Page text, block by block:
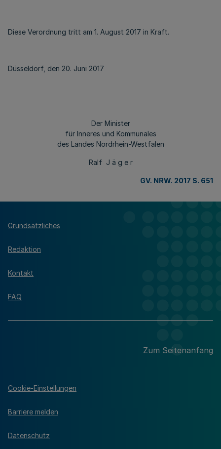
Diese Verordnung tritt am 1. August 2017 in Kraft.
Düsseldorf, den 20. Juni 2017
Der Minister
für Inneres und Kommunales
des Landes Nordrhein-Westfalen
Ralf J ä g e r
GV. NRW. 2017 S. 651
Grundsätzliches
Redaktion
Kontakt
FAQ
Zum Seitenanfang
Cookie-Einstellungen
Barriere melden
Datenschutz